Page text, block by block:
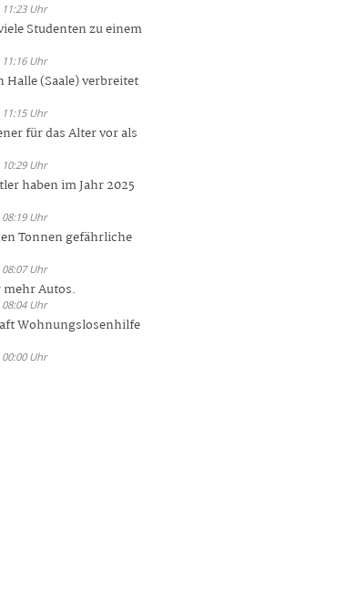
Uhr
Studenten zu einem
Uhr
(Saale) verbreitet
Uhr
für das Alter vor als
Uhr
haben im Jahr 2025
Uhr
Tonnen gefährliche
Uhr
Autos.
Uhr
Wohnungslosenhilfe
Uhr